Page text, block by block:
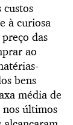
custos
à curiosa
das
ao
bens
média de
últimos